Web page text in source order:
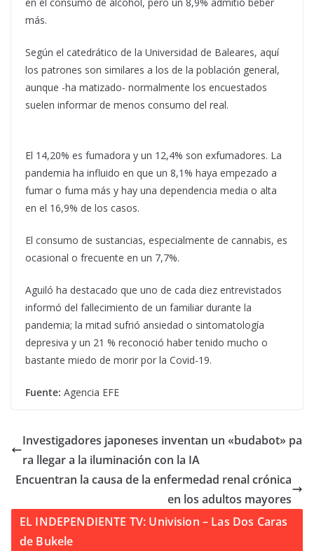
más.
Según el catedrático de la Universidad de Baleares, aquí
los patrones son similares a los de la población general,
aunque -ha matizado- normalmente los encuestados
suelen informar de menos consumo del real.
El 14,20% es fumadora y un 12,4% son exfumadores. La
pandemia ha influido en que un 8,1% haya empezado a
fumar o fuma más y hay una dependencia media o alta
en el 16,9% de los casos.
El consumo de sustancias, especialmente de cannabis, es
ocasional o frecuente en un 7,7%.
Aguiló ha destacado que uno de cada diez entrevistados
informó del fallecimiento de un familiar durante la
pandemia; la mitad sufrió ansiedad o sintomatología
depresiva y un 21 % reconoció haber tenido mucho o
bastante miedo de morir por la Covid-19.
Fuente: Agencia EFE
Investigadores japoneses inventan un «budabot» pa
ra llegar a la iluminación con la IA
Encuentran la causa de la enfermedad renal crónica
en los adultos mayores
EL INDEPENDIENTE TV: Univision – Las Dos Caras
de Bukele